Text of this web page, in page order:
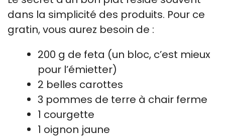
dans la simplicité des produits. Pour ce
gratin, vous aurez besoin de :
200 g de feta (un bloc, c’est mieux
pour l’émietter)
2 belles carottes
3 pommes de terre à chair ferme
1 courgette
1 oignon jaune